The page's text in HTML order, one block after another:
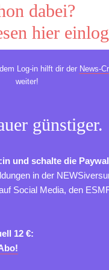
dabei?
hier
Log-in hilft dir der News-
weiter!
günstiger.
und schalte die
in der
Social Media, den
12 €: